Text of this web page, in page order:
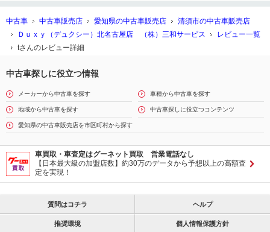
中古車 中古車販売店 愛知県の中古車販売店
清須市の中古車販売店
Ｄｕｘｙ（デュクシー）北名古屋店 （株）三和サービス
レビュー一覧
tさんのレビュー詳細
中古車探しに役立つ情報
メーカーから中古車を探す 車種から中古車を探す
地域から中古車を探す 中古車探しに役立つコンテンツ
愛知県の中古車販売店を市区町村から探す
車買取・車査定はグーネット買取 営業電話なし
【日本最大級の加盟店数】約30万のデータから予想以上の高額査
定を実現！
質問はコチラ ヘルプ
推奨環境 個人情報保護方針